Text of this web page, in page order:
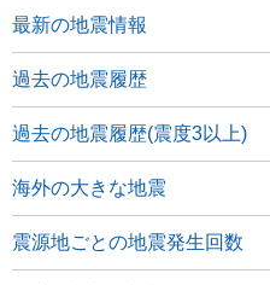
最新の地震情報
過去の地震履歴
過去の地震履歴(震度3以上)
海外の大きな地震
震源地ごとの地震発生回数